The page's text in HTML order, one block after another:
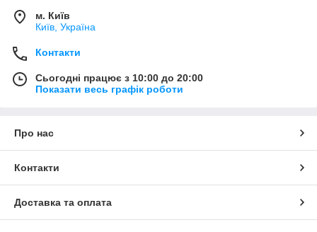
м. Київ
Київ, Україна
Контакти
Сьогодні працює з 10:00 до 20:00
Показати весь графік роботи
Про нас
Контакти
Доставка та оплата